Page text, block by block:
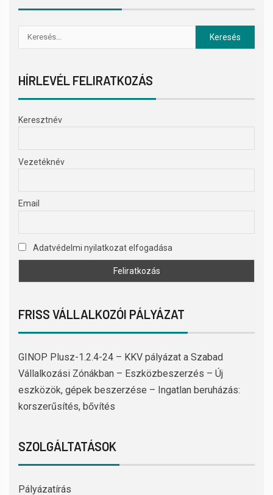
HÍRLEVÉL FELIRATKOZÁS
Keresztnév
Vezetéknév
Email
Adatvédelmi nyilatkozat elfogadása
FRISS VÁLLALKOZÓI PÁLYÁZAT
GINOP Plusz-1.2.4-24 – KKV pályázat a Szabad
Vállalkozási Zónákban – Eszközbeszerzés – Új
eszközök, gépek beszerzése – Ingatlan beruházás:
korszerűsítés, bővítés
SZOLGÁLTATÁSOK
Pályázatírás